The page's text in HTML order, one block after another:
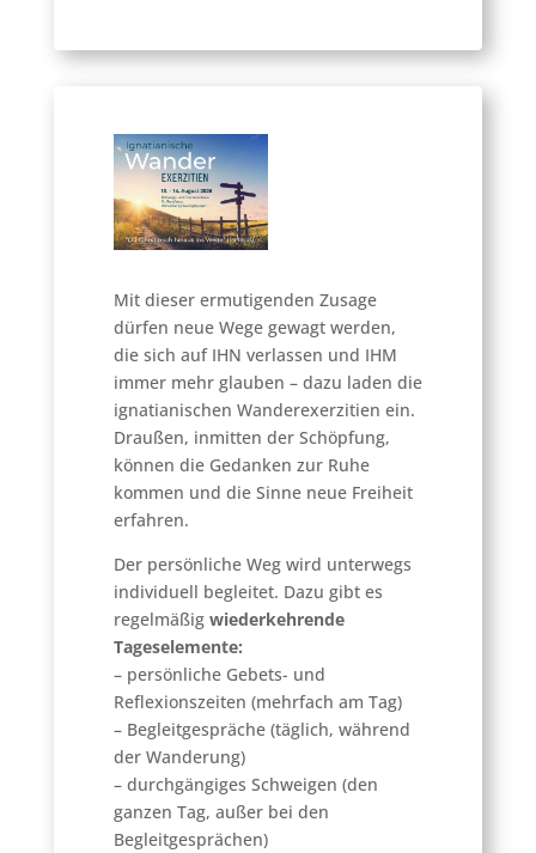
Mit dieser ermutigenden Zusage
dürfen neue Wege gewagt werden,
die sich auf IHN verlassen und IHM
immer mehr glauben – dazu laden die
ignatianischen Wanderexerzitien ein.
Draußen, inmitten der Schöpfung,
können die Gedanken zur Ruhe
kommen und die Sinne neue Freiheit
erfahren.
Der persönliche Weg wird unterwegs
individuell begleitet. Dazu gibt es
regelmäßig wiederkehrende
Tageselemente:
– persönliche Gebets- und
Reflexionszeiten (mehrfach am Tag)
– Begleitgespräche (täglich, während
der Wanderung)
– durchgängiges Schweigen (den
ganzen Tag, außer bei den
Begleitgesprächen)